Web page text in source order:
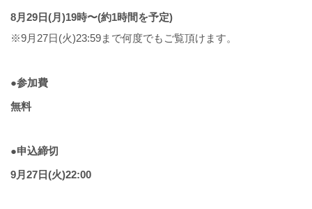
8月29日(月)19時〜(約1時間を予定)
※9月27日(火)23:59まで何度でもご覧頂けます。
●参加費
無料
●申込締切
9月27日(火)22:00